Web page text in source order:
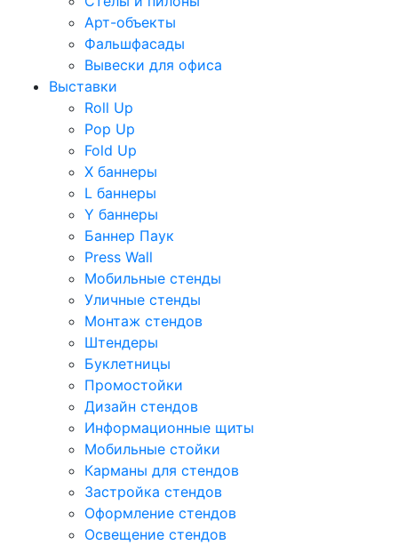
Арт-объекты
Фальшфасады
Вывески для офиса
Выставки
Roll Up
Pop Up
Fold Up
Х баннеры
L баннеры
Y баннеры
Баннер Паук
Press Wall
Мобильные стенды
Уличные стенды
Монтаж стендов
Штендеры
Буклетницы
Промостойки
Дизайн стендов
Информационные щиты
Мобильные стойки
Карманы для стендов
Застройка стендов
Оформление стендов
Освещение стендов